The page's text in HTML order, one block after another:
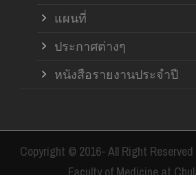
แผนที่
ประกาศต่างๆ
หนังสือรายงานประจำปี
Copyright © 2016- All Right Reserved